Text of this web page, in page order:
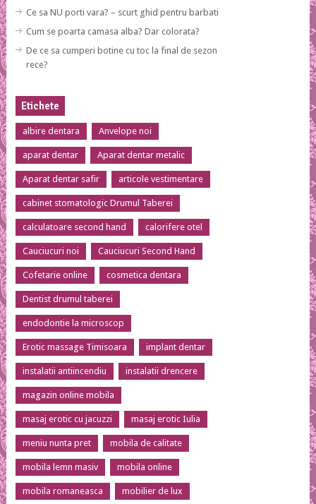
Ce sa NU porti vara? – scurt ghid pentru barbati
Cum se poarta camasa alba? Dar colorata?
De ce sa cumperi botine cu toc la final de sezon
rece?
Etichete
albire dentara Anvelope noi
aparat dentar Aparat dentar metalic
Aparat dentar safir articole vestimentare
cabinet stomatologic Drumul Taberei
calculatoare second hand calorifere otel
Cauciucuri noi Cauciucuri Second Hand
Cofetarie online cosmetica dentara
Dentist drumul taberei
endodontie la microscop
Erotic massage Timisoara implant dentar
instalatii antiincendiu instalatii drencere
magazin online mobila
masaj erotic cu jacuzzi masaj erotic Iulia
meniu nunta pret mobila de calitate
mobila lemn masiv mobila online
mobila romaneasca mobilier de lux